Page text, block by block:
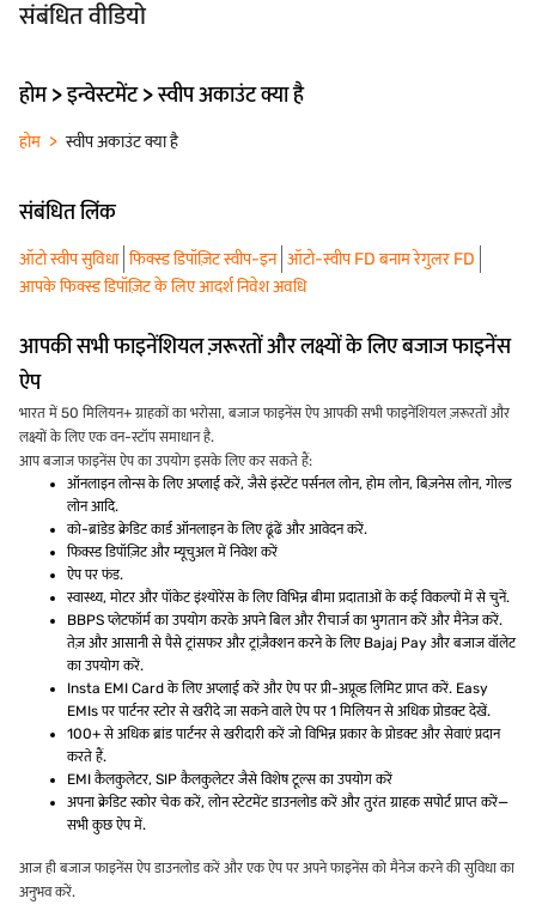
संबंधित वीडियो
होम > इन्वेस्टमेंट > स्वीप अकाउंट क्या है
होम स्वीप अकाउंट क्या है
संबंधित लिंक
ऑटो स्वीप सुविधा फिक्स्ड डिपॉज़िट स्वीप-इन ऑटो-स्वीप FD बनाम रेगुलर FD
आपके फिक्स्ड डिपॉज़िट के लिए आदर्श निवेश अवधि
आपकी सभी फाइनेंशियल ज़रूरतों और लक्ष्यों के लिए बजाज फाइनेंस
ऐप
भारत में 50 मिलियन+ ग्राहकों का भरोसा, बजाज फाइनेंस ऐप आपकी सभी फाइनेंशियल ज़रूरतों और
लक्ष्यों के लिए एक वन-स्टॉप समाधान है.
आप बजाज फाइनेंस ऐप का उपयोग इसके लिए कर सकते हैं:
ऑनलाइन लोन्स के लिए अप्लाई करें, जैसे इंस्टेंट पर्सनल लोन, होम लोन, बिज़नेस लोन, गोल्ड
लोन आदि.
को-ब्रांडेड क्रेडिट कार्ड ऑनलाइन के लिए ढूंढें और आवेदन करें.
फिक्स्ड डिपॉज़िट और म्यूचुअल में निवेश करें
ऐप पर फंड.
स्वास्थ्य, मोटर और पॉकेट इंश्योरेंस के लिए विभिन्न बीमा प्रदाताओं के कई विकल्पों में से चुनें.
BBPS प्लेटफॉर्म का उपयोग करके अपने बिल और रीचार्ज का भुगतान करें और मैनेज करें.
तेज़ और आसानी से पैसे ट्रांसफर और ट्रांज़ैक्शन करने के लिए Bajaj Pay और बजाज वॉलेट
का उपयोग करें.
Insta EMI Card के लिए अप्लाई करें और ऐप पर प्री-अप्रूव्ड लिमिट प्राप्त करें. Easy
EMIs पर पार्टनर स्टोर से खरीदे जा सकने वाले ऐप पर 1 मिलियन से अधिक प्रोडक्ट देखें.
100+ से अधिक ब्रांड पार्टनर से खरीदारी करें जो विभिन्न प्रकार के प्रोडक्ट और सेवाएं प्रदान
करते हैं.
EMI कैलकुलेटर, SIP कैलकुलेटर जैसे विशेष टूल्स का उपयोग करें
अपना क्रेडिट स्कोर चेक करें, लोन स्टेटमेंट डाउनलोड करें और तुरंत ग्राहक सपोर्ट प्राप्त करें—
सभी कुछ ऐप में.
आज ही बजाज फाइनेंस ऐप डाउनलोड करें और एक ऐप पर अपने फाइनेंस को मैनेज करने की सुविधा का
अनुभव करें.